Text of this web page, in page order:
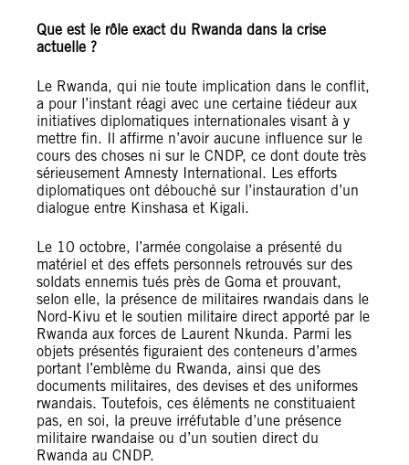
Que est le rôle exact du Rwanda dans la crise
actuelle ?
Le Rwanda, qui nie toute implication dans le conflit,
a pour l’instant réagi avec une certaine tiédeur aux
initiatives diplomatiques internationales visant à y
mettre fin. Il affirme n’avoir aucune influence sur le
cours des choses ni sur le CNDP, ce dont doute très
sérieusement Amnesty International. Les efforts
diplomatiques ont débouché sur l’instauration d’un
dialogue entre Kinshasa et Kigali.
Le 10 octobre, l’armée congolaise a présenté du
matériel et des effets personnels retrouvés sur des
soldats ennemis tués près de Goma et prouvant,
selon elle, la présence de militaires rwandais dans le
Nord-Kivu et le soutien militaire direct apporté par le
Rwanda aux forces de Laurent Nkunda. Parmi les
objets présentés figuraient des conteneurs d’armes
portant l’emblème du Rwanda, ainsi que des
documents militaires, des devises et des uniformes
rwandais. Toutefois, ces éléments ne constituaient
pas, en soi, la preuve irréfutable d’une présence
militaire rwandaise ou d’un soutien direct du
Rwanda au CNDP.